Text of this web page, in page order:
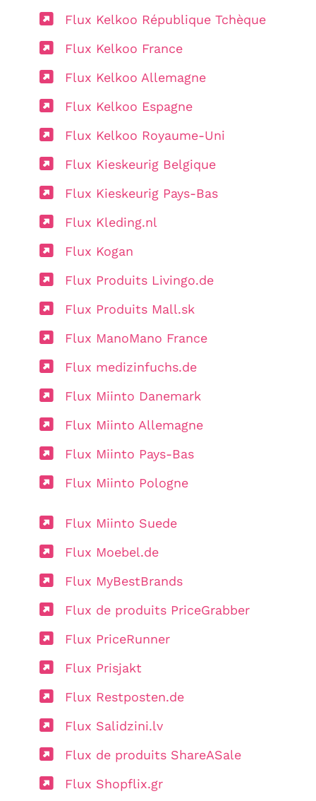
Flux Kelkoo République Tchèque
Flux Kelkoo France
Flux Kelkoo Allemagne
Flux Kelkoo Espagne
Flux Kelkoo Royaume-Uni
Flux Kieskeurig Belgique
Flux Kieskeurig Pays-Bas
Flux Kleding.nl
Flux Kogan
Flux Produits Livingo.de
Flux Produits Mall.sk
Flux ManoMano France
Flux medizinfuchs.de
Flux Miinto Danemark
Flux Miinto Allemagne
Flux Miinto Pays-Bas
Flux Miinto Pologne
Flux Miinto Suede
Flux Moebel.de
Flux MyBestBrands
Flux de produits PriceGrabber
Flux PriceRunner
Flux Prisjakt
Flux Restposten.de
Flux Salidzini.lv
Flux de produits ShareASale
Flux Shopflix.gr